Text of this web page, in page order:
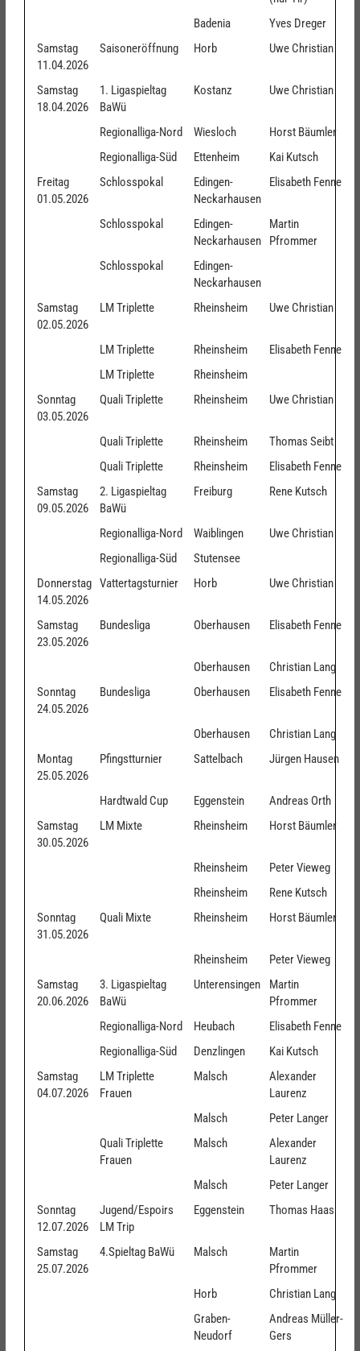
Badenia
Yves Dreger
Samstag
11.04.2026
Saisoneröffnung Horb Uwe Christian
Samstag
18.04.2026
1. Ligaspieltag
BaWü
Kostanz Uwe Christian
Regionalliga-Nord Wiesloch
Horst Bäumler
Regionalliga-Süd
Ettenheim
Kai Kutsch
Freitag
01.05.2026
Schlosspokal
Edingen-
Neckarhausen
Elisabeth Fenne
Schlosspokal
Edingen-
Neckarhausen
Martin
Pfrommer
Schlosspokal
Edingen-
Neckarhausen
Samstag
02.05.2026
LM Triplette Rheinsheim Uwe Christian
LM Triplette Rheinsheim
Elisabeth Fenne
LM Triplette
Rheinsheim
Sonntag
03.05.2026
Quali Triplette Rheinsheim Uwe Christian
Quali Triplette Rheinsheim
Thomas Seibt
Quali Triplette
Rheinsheim
Elisabeth Fenne
Samstag
09.05.2026
2. Ligaspieltag
BaWü
Freiburg Rene Kutsch
Regionalliga-Nord Waiblingen
Uwe Christian
Regionalliga-Süd
Stutensee
Donnerstag
14.05.2026
Vattertagsturnier Horb Uwe Christian
Samstag
23.05.2026
Bundesliga Oberhausen Elisabeth Fenne
Oberhausen
Christian Lang
Sonntag
24.05.2026
Bundesliga Oberhausen Elisabeth Fenne
Oberhausen
Christian Lang
Montag
25.05.2026
Pfingstturnier Sattelbach Jürgen Hausen
Hardtwald Cup Eggenstein
Andreas Orth
Samstag
30.05.2026
LM Mixte Rheinsheim Horst Bäumler
Rheinsheim
Peter Vieweg
Rheinsheim
Rene Kutsch
Sonntag
31.05.2026
Quali Mixte Rheinsheim Horst Bäumler
Rheinsheim
Peter Vieweg
Samstag
20.06.2026
3. Ligaspieltag
BaWü
Unterensingen
Martin
Pfrommer
Regionalliga-Nord
Heubach
Elisabeth Fenne
Regionalliga-Süd
Denzlingen
Kai Kutsch
Samstag
04.07.2026
LM Triplette
Frauen
Malsch
Alexander
Laurenz
Malsch
Peter Langer
Quali Triplette
Frauen
Malsch
Alexander
Laurenz
Malsch
Peter Langer
Sonntag
12.07.2026
Jugend/Espoirs
LM Trip
Eggenstein Thomas Haas
Samstag
25.07.2026
4.Spieltag BaWü Malsch
Martin
Pfrommer
Horb
Christian Lang
Graben-
Neudorf
Andreas Müller-
Gers